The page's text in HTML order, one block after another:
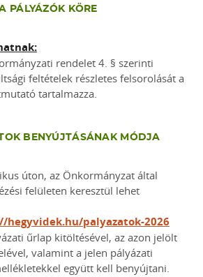
A PÁLYÁZÓK KÖRE
rendelet 4. § szerinti
feltételek részletes felsorolását a
tartalmazza.
BENYÚJTÁSÁNAK MÓDJA
úton, az Önkormányzat által
felületen keresztül lehet
hegyvidek.hu/palyazatok-2026
űrlap kitöltésével, az azon jelölt
valamint a jelen pályázati
együtt kell benyújtani.